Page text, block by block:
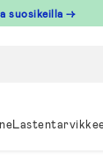
suosikeilla →